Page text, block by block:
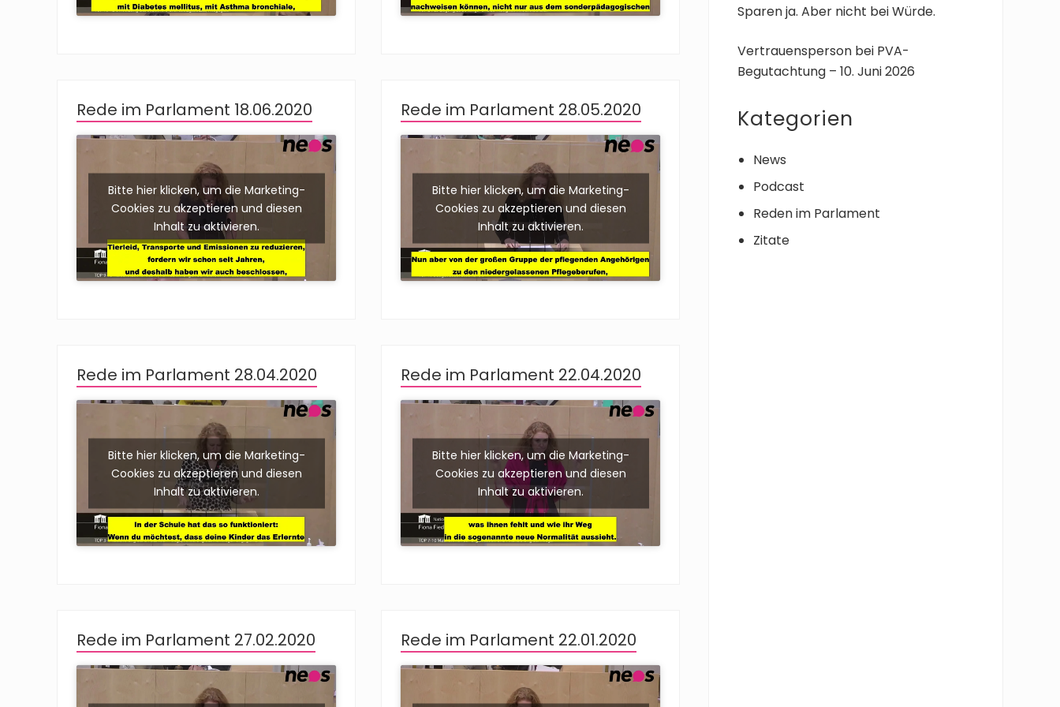
Rede im Parlament 18.06.2020
Bitte hier klicken, um die Marketing-
Cookies zu akzeptieren und diesen
Inhalt zu aktivieren.
Rede im Parlament 28.05.2020
Bitte hier klicken, um die Marketing-
Cookies zu akzeptieren und diesen
Inhalt zu aktivieren.
Rede im Parlament 28.04.2020
Bitte hier klicken, um die Marketing-
Cookies zu akzeptieren und diesen
Inhalt zu aktivieren.
Rede im Parlament 22.04.2020
Bitte hier klicken, um die Marketing-
Cookies zu akzeptieren und diesen
Inhalt zu aktivieren.
Rede im Parlament 27.02.2020 Rede im Parlament 22.01.2020
Sparen ja. Aber nicht bei Würde.
Vertrauensperson bei PVA-
Begutachtung – 10. Juni 2026
Kategorien
News
Podcast
Reden im Parlament
Zitate